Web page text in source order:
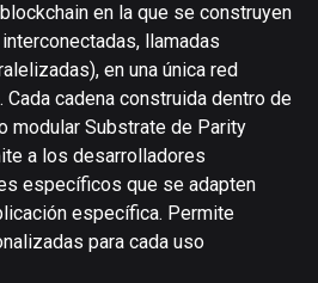
en la que se construyen
llamadas
en una única red
Cada cadena construida dentro de
modular Substrate de Parity
a los desarrolladores
específicos que se adapten
específica. Permite
para cada uso